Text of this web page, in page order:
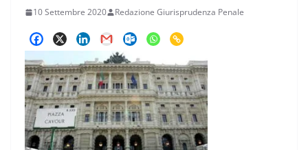
10 Settembre 2020 Redazione Giurisprudenza Penale